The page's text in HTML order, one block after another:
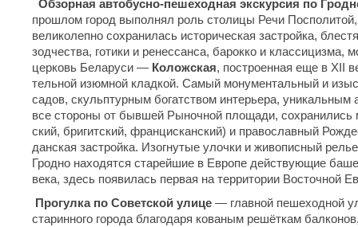
Об­зор­ная автобусно-пешеходная экскурсия по
про­шлом го­род вы­пол­нял роль сто­ли­цы Ре­чи
великолепно сохранилась историческая застройка,
зодчества, готики и ренессанса, барокко и классицизма,
цер­ковь Бе­ла­ру­си — Коложская, по­стро­ен­ная еще в XII
тель­ной изюм­ной клад­кой. Са­мый мо­ну­мен­таль­ный и
са­дов, скульп­тур­ным бо­гат­ством ин­те­рье­ра,
все сто­ро­ны от быв­шей Рыночной пло­ща­ди,
ский, бри­гит­ский, фран­цис­кан­ский) и пра­во­слав­ный
дан­ская за­строй­ка. Изогнутые улоч­ки и жи­во­пис­ный
Гродно находятся старейшие в Европе действующие
века, здесь появилась первая на территории Восточной
Прогулка по Советской ули­це — глав­ной пе­ше­ход­ной
ста­рин­но­го го­ро­да благодаря ко­ва­ным ре­шёт­кам